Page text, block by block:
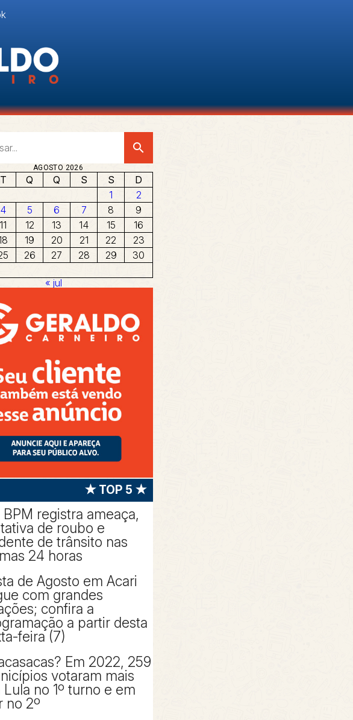
search
AGOSTO 2026
T Q Q S S
D
1
2
4 5 6 7 8
9
11 12 13 14 15
16
19 20 21 22
23
26 27 28 29
30
« jul
★ TOP 5 ★
BPM registra ameaça,
de roubo e
de trânsito nas
24 horas
de Agosto em Acari
com grandes
confira a
a partir desta
feira (7)
Em 2022, 259
votaram mais
Lula no 1º turno e em
no 2º